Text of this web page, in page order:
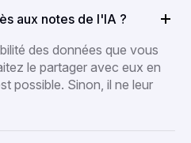
aux notes de l'IA ?
des données que vous
le partager avec eux en
possible. Sinon, il ne leur